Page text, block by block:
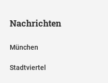
Nachrichten
München
Stadtviertel